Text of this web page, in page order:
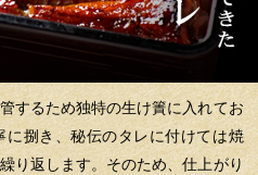
するため独特の生け簀に入れてお
に捌き、秘伝のタレに付けては焼
り返します。そのため、仕上がり